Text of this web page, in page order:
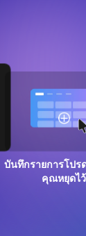
บันทึกรายการโปร
คุณหยุดไว้